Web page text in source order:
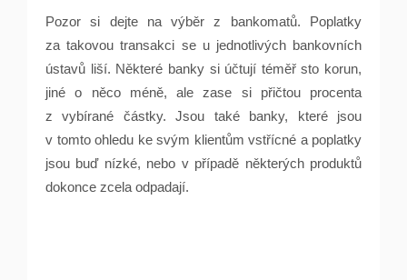
Pozor si dejte na výběr z bankomatů. Poplatky
za takovou transakci se u jednotlivých bankovních
ústavů liší. Některé banky si účtují téměř sto korun,
jiné o něco méně, ale zase si přičtou procenta
z vybírané částky. Jsou také banky, které jsou
v tomto ohledu ke svým klientům vstřícné a poplatky
jsou buď nízké, nebo v případě některých produktů
dokonce zcela odpadají.